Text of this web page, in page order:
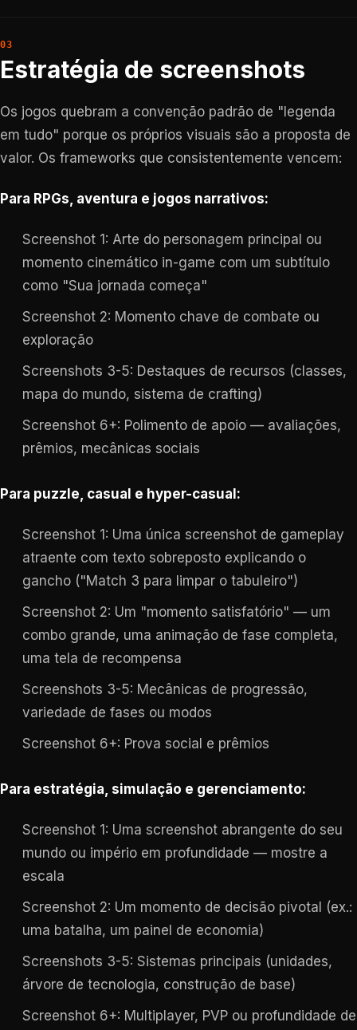
Estratégia de screenshots
Os jogos quebram a convenção padrão de "legenda
em tudo" porque os próprios visuais são a proposta de
valor. Os frameworks que consistentemente vencem:
Para RPGs, aventura e jogos narrativos:
Screenshot 1: Arte do personagem principal ou
momento cinemático in-game com um subtítulo
como "Sua jornada começa"
Screenshot 2: Momento chave de combate ou
exploração
Screenshots 3-5: Destaques de recursos (classes,
mapa do mundo, sistema de crafting)
Screenshot 6+: Polimento de apoio — avaliações,
prêmios, mecânicas sociais
Para puzzle, casual e hyper-casual:
Screenshot 1: Uma única screenshot de gameplay
atraente com texto sobreposto explicando o
gancho ("Match 3 para limpar o tabuleiro")
Screenshot 2: Um "momento satisfatório" — um
combo grande, uma animação de fase completa,
uma tela de recompensa
Screenshots 3-5: Mecânicas de progressão,
variedade de fases ou modos
Screenshot 6+: Prova social e prêmios
Para estratégia, simulação e gerenciamento:
Screenshot 1: Uma screenshot abrangente do seu
mundo ou império em profundidade — mostre a
escala
Screenshot 2: Um momento de decisão pivotal (ex.:
uma batalha, um painel de economia)
Screenshots 3-5: Sistemas principais (unidades,
árvore de tecnologia, construção de base)
Screenshot 6+: Multiplayer, PVP ou profundidade de